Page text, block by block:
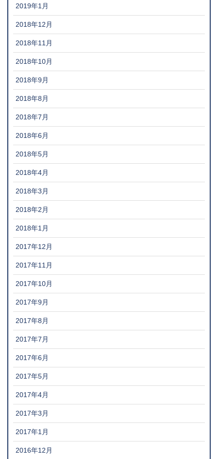
2019年1月
2018年12月
2018年11月
2018年10月
2018年9月
2018年8月
2018年7月
2018年6月
2018年5月
2018年4月
2018年3月
2018年2月
2018年1月
2017年12月
2017年11月
2017年10月
2017年9月
2017年8月
2017年7月
2017年6月
2017年5月
2017年4月
2017年3月
2017年1月
2016年12月